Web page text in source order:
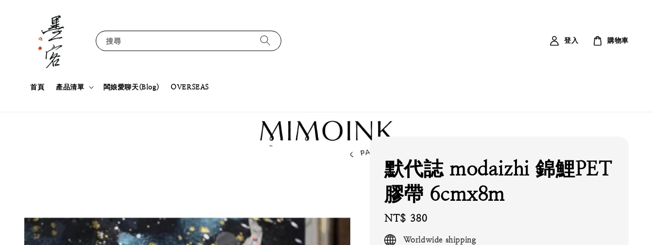
搜尋
首頁 產品清單 闆娘愛聊天(Blog) OVERSEAS
登入 購物車
默代誌 modaizhi 錦鯉PET
膠帶 6cmx8m
Regular
price
NT$ 380
Worldwide shipping